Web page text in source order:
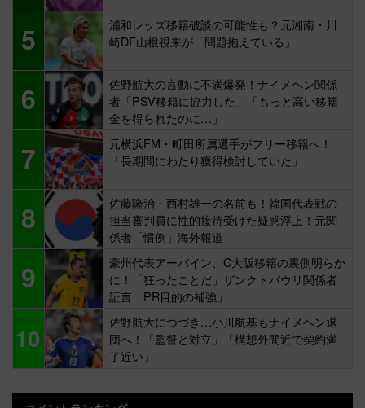
5
浦和レッズ移籍破談の可能性も？元湘南・川
崎DF山根視来が「問題抱えている」
6
佐野航大の言動に不満爆発！ナイメヘン関係
者「PSV移籍に協力した」「もっと高い移籍
金を得られたのに…」
7
元横浜FM・町田所属選手がフリー移籍へ！
「長期間にわたり獲得検討していた」
8
佐藤隆治・西村雄一の名前も！韓国代表戦の
担当審判員に性的接待受けた疑惑浮上！元関
係者「慣例」海外報道
9
豪州代表アーバイン、C大阪移籍の裏側明らか
に！「狂ったことだ」ザンクトパウリ関係者
証言「PR目的の補強」
10
佐野航大につづき…小川航基もナイメヘン退
団へ！「監督と対立」「構想外間近で契約満
了近い」